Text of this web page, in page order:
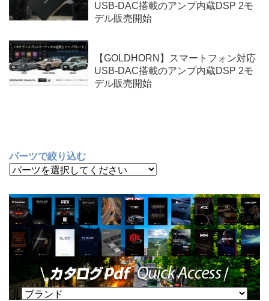
USB-DAC搭載のアンプ内蔵DSP 2モ
デル販売開始
【GOLDHORN】スマートフォン対応
USB-DAC搭載のアンプ内蔵DSP 2モ
デル販売開始
パーツで絞り込む